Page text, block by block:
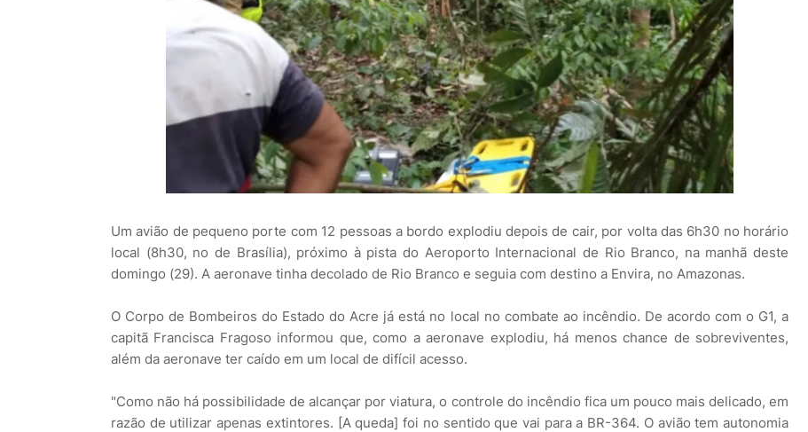
Um avião de pequeno porte com 12 pessoas a bordo explodiu depois de cair, por volta das 6h30 no horário
local (8h30, no de Brasília), próximo à pista do Aeroporto Internacional de Rio Branco, na manhã deste
domingo (29). A aeronave tinha decolado de Rio Branco e seguia com destino a Envira, no Amazonas.
O Corpo de Bombeiros do Estado do Acre já está no local no combate ao incêndio. De acordo com o G1, a
capitã Francisca Fragoso informou que, como a aeronave explodiu, há menos chance de sobreviventes,
além da aeronave ter caído em um local de difícil acesso.
"Como não há possibilidade de alcançar por viatura, o controle do incêndio fica um pouco mais delicado, em
razão de utilizar apenas extintores. [A queda] foi no sentido que vai para a BR-364. O avião tem autonomia